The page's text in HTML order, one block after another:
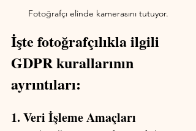
Fotoğrafçı elinde kamerasını tutuyor.
İşte fotoğrafçılıkla ilgili
GDPR kurallarının
ayrıntıları:
1. Veri İşleme Amaçları